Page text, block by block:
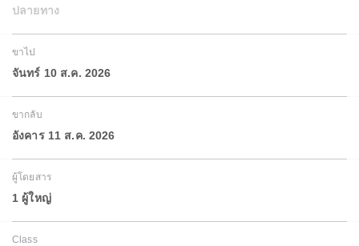
ปลายทาง
ขาไป
จันทร์ 10 ส.ค. 2026
ขากลับ
อังคาร 11 ส.ค. 2026
ผู้โดยสาร
1 ผู้ใหญ่
Class